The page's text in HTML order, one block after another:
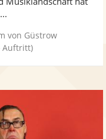
von Güstrow
Auftritt)